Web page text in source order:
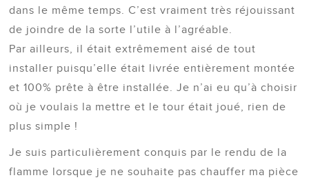
dans le même temps. C’est vraiment très réjouissant
de joindre de la sorte l’utile à l’agréable.
Par ailleurs, il était extrêmement aisé de tout
installer puisqu’elle était livrée entièrement montée
et 100% prête à être installée. Je n’ai eu qu’à choisir
où je voulais la mettre et le tour était joué, rien de
plus simple !
Je suis particulièrement conquis par le rendu de la
flamme lorsque je ne souhaite pas chauffer ma pièce